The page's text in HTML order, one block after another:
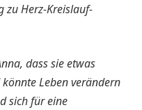
zu Herz-Kreislauf-
dass sie etwas
Leben verändern
sich für eine